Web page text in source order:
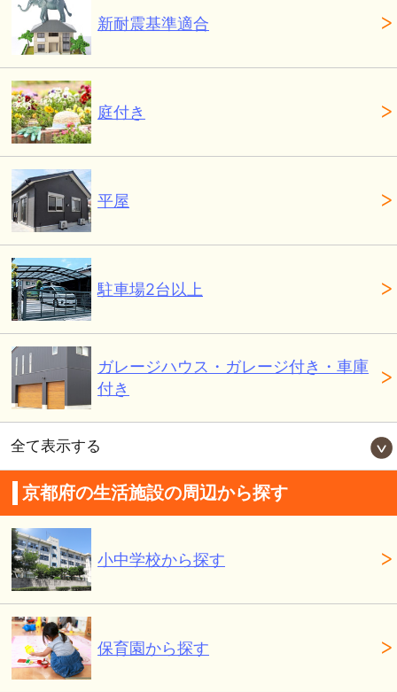
新耐震基準適合
庭付き
平屋
駐車場2台以上
ガレージハウス・ガレージ付き・車庫
付き
全て表示する
京都府の生活施設の周辺から探す
小中学校から探す
保育園から探す